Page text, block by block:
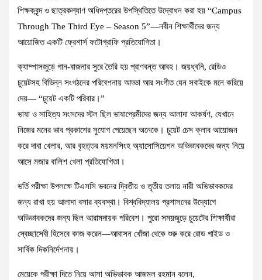
শিক্ষকবৃন্দ ও ছাত্রকল্যাণ অধিদপ্তরের উপস্থিতিতে উদ্বোধন করা হয় “Campus
Through The Third Eye – Season 5”—নবীন শিক্ষার্থীদের জন্য
আয়োজিত একটি ফ্রেশার্স ফটোগ্রাফি প্রতিযোগিতা।
ক্যাম্পাসজুড়ে গান-বাজনার সুরে তৈরি হয় প্রাণবন্ত আবহ। জয়ধ্বনি, রেডিও
চুয়েটসহ বিভিন্ন সংগঠনের পরিবেশনায় আড্ডা আর সংগীত যেন সবাইকে মনে করিয়ে
দেয়— “চুয়েট একটি পরিবার।”
ভাষা ও সাহিত্য সংসদের স্টল ছিল ভাষাপ্রেমীদের জন্য আলাদা আকর্ষণ, যেখানে
নিজের মনের ভাব প্রকাশের সুযোগ পেয়েছেন অনেকে। চুয়েট চেস ক্লাব আয়োজন
করে দাবা খেলার, আর বৃহত্তর ময়মনসিংহ অ্যাসোসিয়েশন অভিভাবকদের জন্য নিয়ে
আসে মজার বালিশ খেলা প্রতিযোগিতা।
ভর্তি পরীক্ষা উপলক্ষে টিএসসি ভবনের দ্বিতীয় ও তৃতীয় তলায় নারী অভিভাবকদের
জন্য রাখা হয় আলাদা বসার ব্যবস্থা। বিশ্ববিদ্যালয় প্রশাসনের উদ্যোগে
অভিভাবকদের জন্য ছিল আরামদায়ক পরিবেশ। পুরো সময়জুড়ে চুয়েটের শিক্ষার্থীরা
স্বেচ্ছাসেবী হিসেবে কাজ করেন—আবাসন খোঁজা থেকে শুরু করে রোড গাইড ও
সার্বিক দিকনির্দেশনায়।
মেয়েকে পরীক্ষা দিতে নিয়ে আসা অভিভাবক আজমল রহমান বলেন,